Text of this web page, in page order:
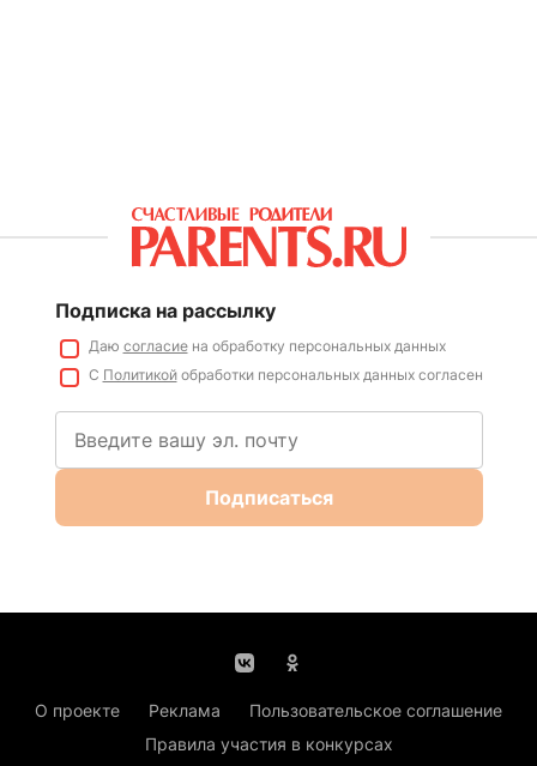
Подписка на рассылку
Даю согласиена обработку персональных данных
С Политикойобработки персональных данных согласен
Подписаться
О проекте Реклама
Пользовательское соглашение
Правила участия в конкурсах